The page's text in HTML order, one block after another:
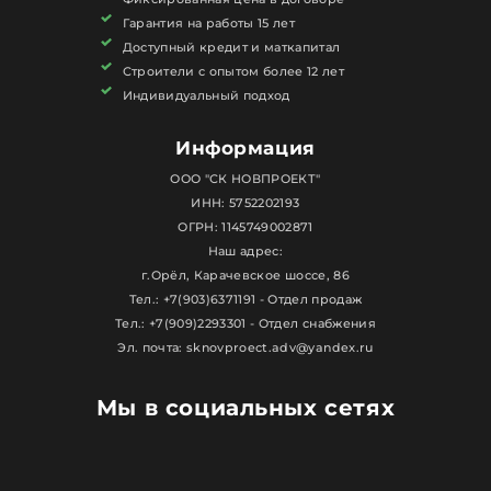
Мы в социальных сетях
Гарантия на работы 15 лет
Доступный кредит и маткапитал
Строители с опытом более 12 лет
Индивидуальный подход
Информация
ООО "СК НОВПРОЕКТ"
ИНН: 5752202193
ОГРН: 1145749002871
Наш адрес:
г.Орёл, Карачевское шоссе, 86
Тел.: +7(903)6371191 - Отдел продаж
Тел.: +7(909)2293301 - Отдел снабжения
Эл. почта: sknovproect.adv@yandex.ru